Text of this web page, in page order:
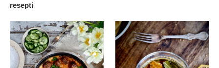
resepti